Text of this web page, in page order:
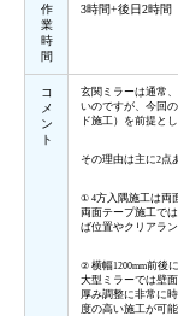
作
業
時
間
3時間+後日2時間
コ
メ
ン
ト
玄関ミラーは通常
いのですが、今回
ド施工）を前提と
その理由は主に2点
① 4方入隅施工は両
両面テープ施工で
ば位置やクリアラ
② 横幅1200mm前後
大型ミラーでは壁
厚み調整に非常に
度の高い施工が可能